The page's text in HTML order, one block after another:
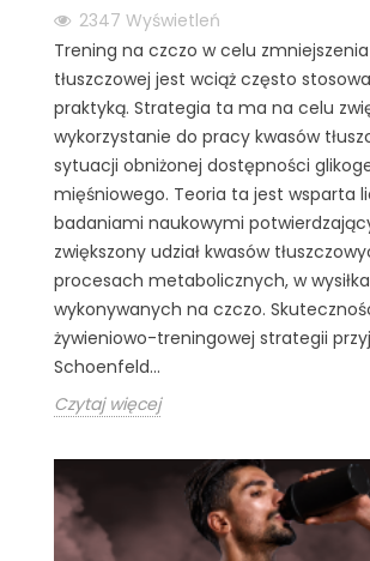
2347 Wyświetleń
Trening na czczo w celu
tłuszczowej jest wciąż często
praktyką. Strategia ta ma na celu
wykorzystanie do pracy kwasów
sytuacji obniżonej dostępności
mięśniowego. Teoria ta jest wsparta
badaniami naukowymi
zwiększony udział kwasów
procesach metabolicznych, w
wykonywanych na czczo.
żywieniowo-treningowej strategii
Schoenfeld...
Czytaj więcej